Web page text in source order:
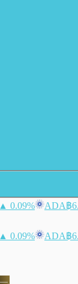
▲ 0.09% ADA฿
▲ 0.09% ADA฿